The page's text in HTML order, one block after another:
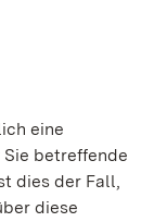
eine
betreffende
dies der Fall,
diese